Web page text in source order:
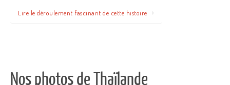
Lire le déroulement fascinant de cette histoire
Nos photos de Thaïlande